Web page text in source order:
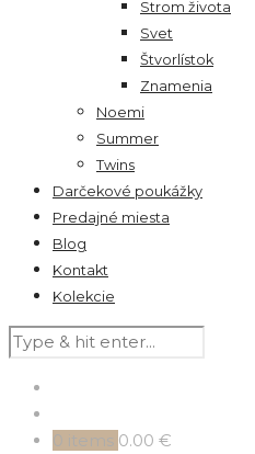
Strom života
Svet
Štvorlístok
Znamenia
Noemi
Summer
Twins
Darčekové poukážky
Predajné miesta
Blog
Kontakt
Kolekcie
0 items 0.00 €